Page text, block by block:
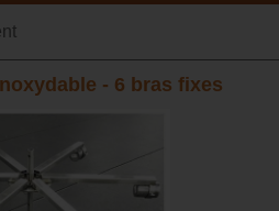
- 6 bras fixes